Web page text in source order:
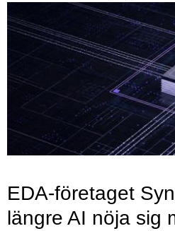
EDA-företaget
längre AI nöja sig